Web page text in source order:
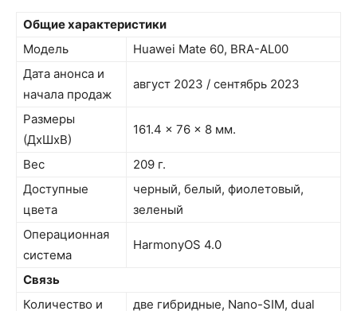
Общие характеристики
Модель
Huawei Mate 60, BRA-AL00
Дата анонса и
начала продаж
август 2023 / сентябрь 2023
Размеры
(ДxШxВ)
161.4 x 76 x 8 мм.
Вес
209 г.
Доступные
цвета
черный, белый, фиолетовый,
зеленый
Операционная
система
HarmonyOS 4.0
Связь
Количество и
две гибридные, Nano-SIM, dual